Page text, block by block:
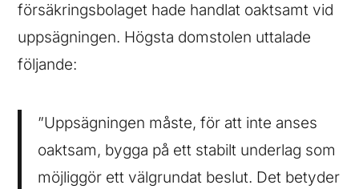
försäkringsbolaget hade handlat oaktsamt vid
uppsägningen. Högsta domstolen uttalade
följande:
”Uppsägningen måste, för att inte anses
oaktsam, bygga på ett stabilt underlag som
möjliggör ett välgrundat beslut. Det betyder